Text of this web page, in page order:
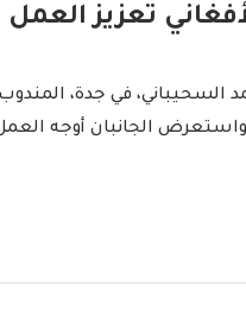
تعزيز
في جدة،
الجانبان أوجه